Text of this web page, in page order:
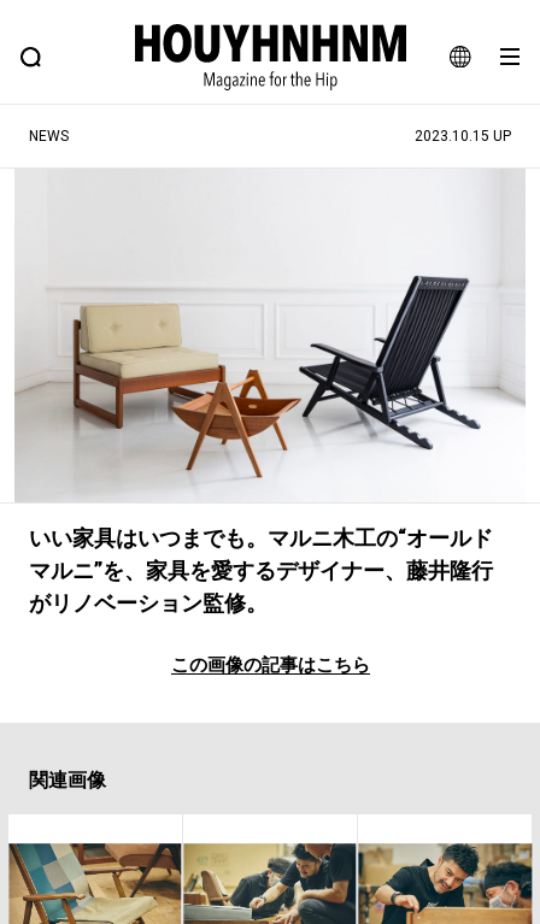
JA
EN
FEATURE BLOG SNAP
ヒップなファッション、カルチャー、ライフスタイルWEBマガジン
#ESSENTIAL DESIGNS
#NEW VINTAGE #マイナーグッド図鑑
#路地裏てぃーん。 #MONTHLY JOURNAL
#GH 銘品の所以 #フイナムのYouTube
#FOCUS IT
#ととけん #FASHION #MUSIC #MOVIE
#LIFESTYLE #SNEAKER #OUTDOOR
#SPORTS #HANDSOME HANDBOOK
NEWS 2023.10.15 UP
いい家具はいつまでも。マルニ木工の“オールド
マルニ”を、家具を愛するデザイナー、藤井隆行
がリノベーション監修。
この画像の記事はこちら
関連画像